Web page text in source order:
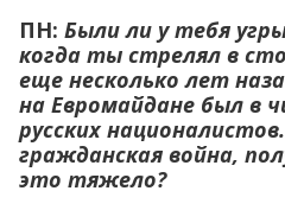
ПН: Были ли у тебя
когда ты стрелял в
еще несколько лет
на Евромайдане был в
русских
гражданская война,
это тяжело?